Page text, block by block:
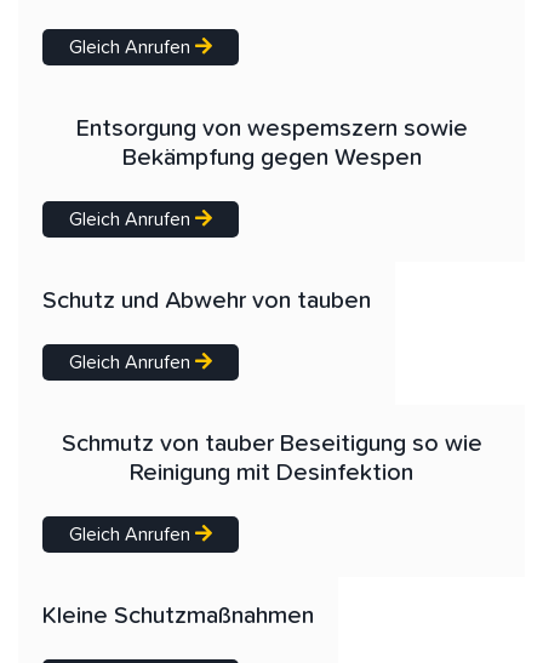
Gleich Anrufen
Entsorgung von wespemszern sowie
Bekämpfung gegen Wespen
Gleich Anrufen
Schutz und Abwehr von tauben
Gleich Anrufen
Schmutz von tauber Beseitigung so wie
Reinigung mit Desinfektion
Gleich Anrufen
Kleine Schutzmaßnahmen